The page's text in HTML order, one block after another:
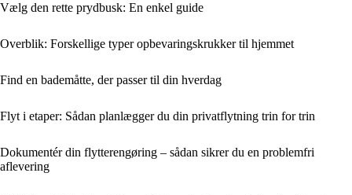
Vælg den rette prydbusk: En enkel guide
Overblik: Forskellige typer opbevaringskrukker til hjemmet
Find en bademåtte, der passer til din hverdag
Flyt i etaper: Sådan planlægger du din privatflytning trin for trin
Dokumentér din flytterengøring – sådan sikrer du en problemfri
aflevering